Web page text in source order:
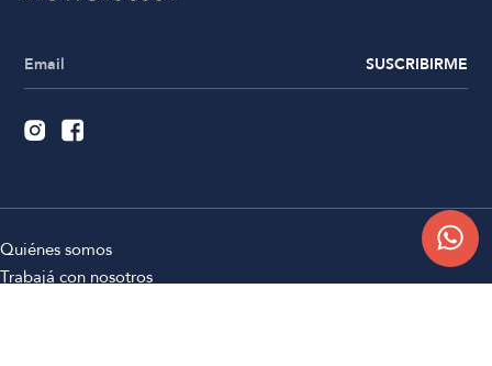
SUSCRIBIRME
Quiénes somos
Trabajá con nosotros